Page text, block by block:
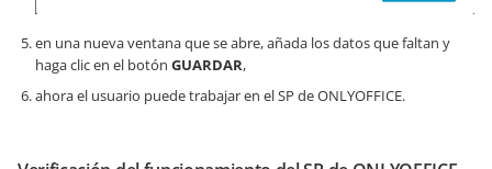
en una nueva ventana que se abre, añada los datos que faltan y
haga clic en el botón GUARDAR,
ahora el usuario puede trabajar en el SP de ONLYOFFICE.